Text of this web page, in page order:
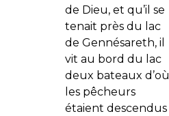
de Dieu, et qu’il se
tenait près du lac
de Gennésareth, il
vit au bord du lac
deux bateaux d’où
les pêcheurs
étaient descendus